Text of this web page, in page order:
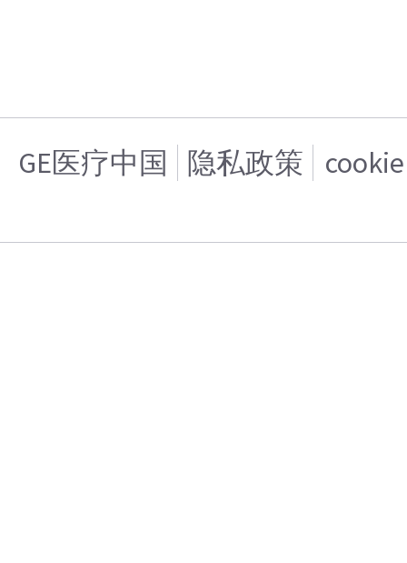
GE医疗中国 隐私政策